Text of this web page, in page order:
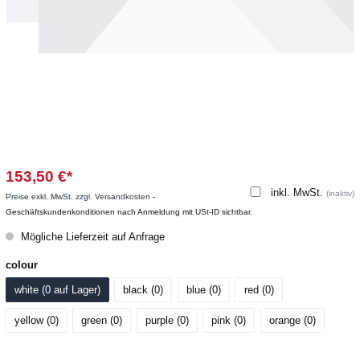
153,50 €*
inkl. MwSt. (inaktiv)
Preise exkl. MwSt. zzgl. Versandkosten -
Geschäftskundenkonditionen nach Anmeldung mit USt-ID sichtbar.
Mögliche Lieferzeit auf Anfrage
colour
white (0 auf Lager) black (0) blue (0) red (0)
yellow (0) green (0) purple (0) pink (0) orange (0)